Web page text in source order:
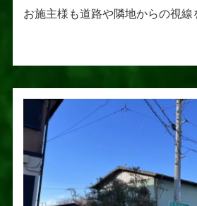
お施主様も道路や隣地からの視線